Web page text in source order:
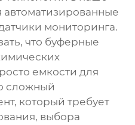
мониторинга.
что буферные
емкости для
сложный
который требует
выбора